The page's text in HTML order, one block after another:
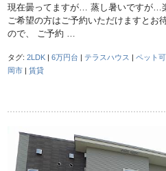
現在曇ってますが… 蒸し暑いですが…
ご希望の方はご予約いただけますとお
ので、 ご予約 …
タグ:2LDK |6万円台 |テラスハウス |ペット可
岡市 |賃貸